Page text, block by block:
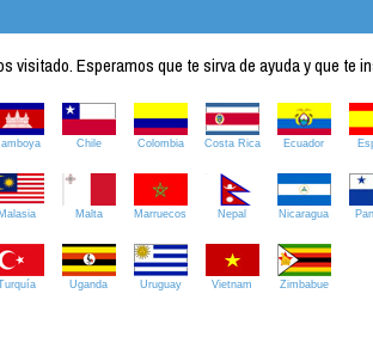
visitado. Esperamos que te sirva de ayuda y que te
Chile Colombia Costa Rica Ecuador
Malasia Malta Marruecos Nepal Nicaragua
Uganda Uruguay Vietnam Zimbabue